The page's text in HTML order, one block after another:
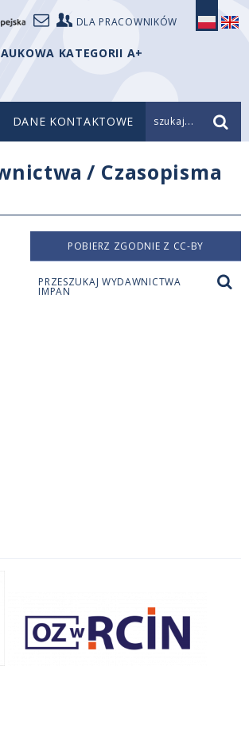
DLA PRACOWNIKÓW
KATEGORII A+
DANE KONTAKTOWE szukaj...
/ Czasopisma
POBIERZ ZGODNIE Z CC-BY
PRZESZUKAJ WYDAWNICTWA
IMPAN